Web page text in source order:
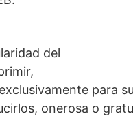
del
para
onerosa o